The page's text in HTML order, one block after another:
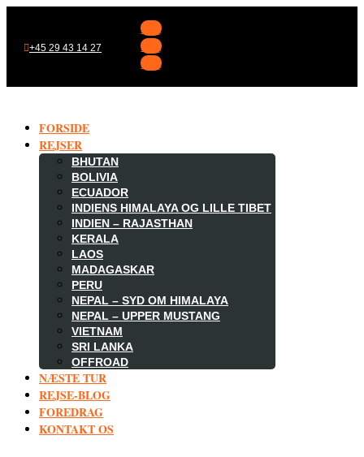
+45 29 43 14 27
Følg
Følg
Følg
FORSIDE
REJSER
BHUTAN
BOLIVIA
ECUADOR
INDIENS HIMALAYA OG LILLE TIBET
INDIEN – RAJASTHAN
KERALA
LAOS
MADAGASKAR
PERU
NEPAL – SYD OM HIMALAYA
NEPAL – UPPER MUSTANG
VIETNAM
SRI LANKA
OFFROAD
NÆSTE TUR
REJSE-BLOG
FOREDRAG
KONTAKT OS